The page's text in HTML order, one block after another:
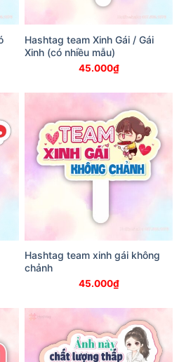
Hashtag team Xinh Gái / Gái
Xinh (có nhiều mẫu)
45.000₫
Hashtag team xinh gái không
chảnh
45.000₫